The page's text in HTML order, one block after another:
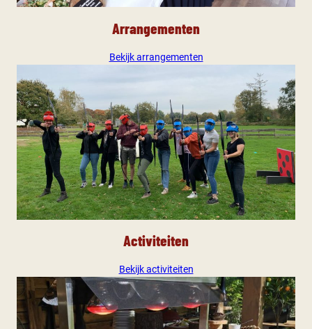
Arrangementen
Bekijk arrangementen
Activiteiten
Bekijk activiteiten